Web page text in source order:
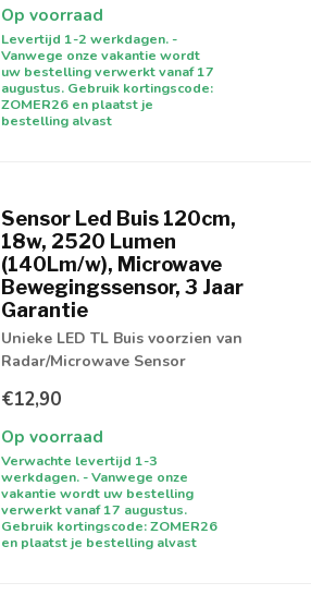
Op voorraad
Levertijd 1-2 werkdagen. -
Vanwege onze vakantie wordt
uw bestelling verwerkt vanaf 17
augustus. Gebruik kortingscode:
ZOMER26 en plaatst je
bestelling alvast
Sensor Led Buis 120cm,
18w, 2520 Lumen
(140Lm/w), Microwave
Bewegingssensor, 3 Jaar
Garantie
Unieke LED TL Buis voorzien van
Radar/Microwave Sensor
€12,90
Op voorraad
Verwachte levertijd 1-3
werkdagen. - Vanwege onze
vakantie wordt uw bestelling
verwerkt vanaf 17 augustus.
Gebruik kortingscode: ZOMER26
en plaatst je bestelling alvast